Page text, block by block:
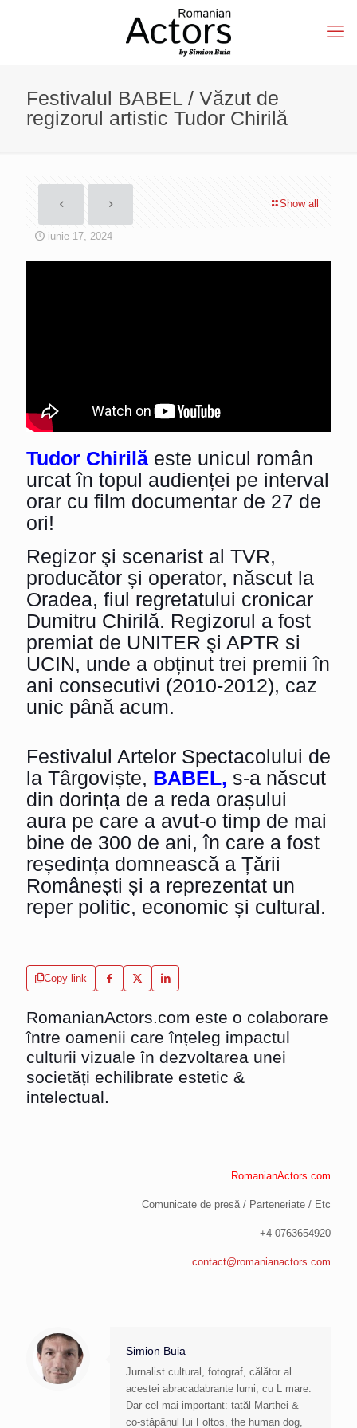
Festivalul BABEL / Văzut de
regizorul artistic Tudor Chirilă
Show all
iunie 17, 2024
Tudor Chirilă este unicul român
urcat în topul audienței pe interval
orar cu film documentar de 27 de
ori!
Regizor şi scenarist al TVR,
producător și operator, născut la
Oradea, fiul regretatului cronicar
Dumitru Chirilă. Regizorul a fost
premiat de UNITER şi APTR si
UCIN, unde a obținut trei premii în
ani consecutivi (2010-2012), caz
unic până acum.
Festivalul Artelor Spectacolului de
la Târgoviște, BABEL, s-a născut
din dorința de a reda orașului
aura pe care a avut-o timp de mai
bine de 300 de ani, în care a fost
reședința domnească a Țării
Românești și a reprezentat un
reper politic, economic și cultural.
Copy link
RomanianActors.com este o colaborare
între oamenii care înțeleg impactul
culturii vizuale în dezvoltarea unei
societăți echilibrate estetic &
intelectual.
RomanianActors.com
Comunicate de presă / Parteneriate / Etc
+4 0763654920
contact@romanianactors.com
Simion Buia
Jurnalist cultural, fotograf, călător al
acestei abracadabrante lumi, cu L mare.
Dar cel mai important: tatăl Marthei &
co-stăpânul lui Foltos, the human dog,